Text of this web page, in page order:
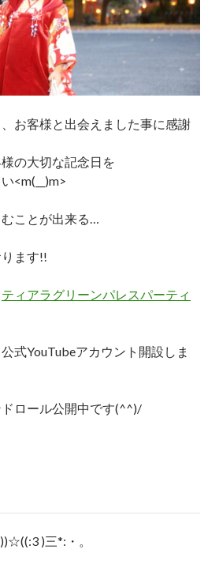
お客様と出会えました事に感謝
の大切な記念日を
<m(__)m>
ことが出来る…
ます!!
ティアラグリーンパレスパーティ
式YouTubeアカウント開設しま
ロール公開中です(^^)/
)三*:・。